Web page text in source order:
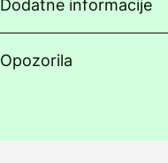
Dodatne informacije
Opozorila